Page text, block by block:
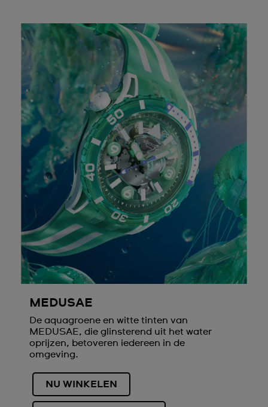
MEDUSAE
De aquagroene en witte tinten van
MEDUSAE, die glinsterend uit het water
oprijzen, betoveren iedereen in de
omgeving.
NU WINKELEN